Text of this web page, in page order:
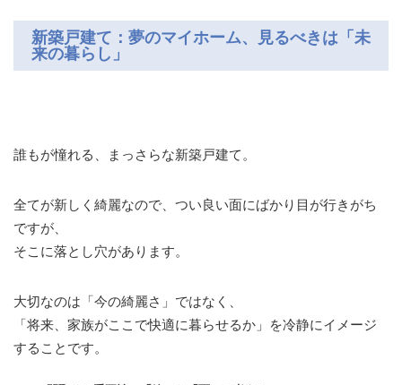
新築戸建て：夢のマイホーム、見るべきは「未
来の暮らし」
誰もが憧れる、まっさらな新築戸建て。
全てが新しく綺麗なので、つい良い面にばかり目が行きがち
ですが、
そこに落とし穴があります。
大切なのは「今の綺麗さ」ではなく、
「将来、家族がここで快適に暮らせるか」を冷静にイメージ
することです。